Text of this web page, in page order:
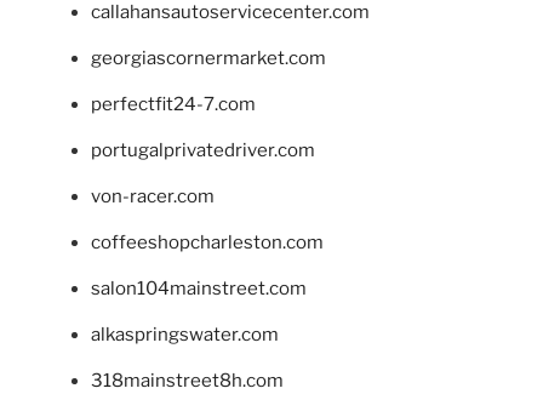
callahansautoservicecenter.com
georgiascornermarket.com
perfectfit24-7.com
portugalprivatedriver.com
von-racer.com
coffeeshopcharleston.com
salon104mainstreet.com
alkaspringswater.com
318mainstreet8h.com